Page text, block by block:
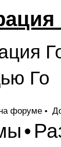
Го
форуме •
•